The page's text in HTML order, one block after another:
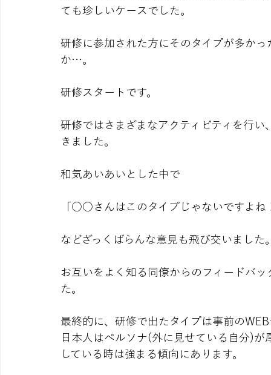
ても珍しいケースでした。
研修に参加された方にそのタイプが多か
か…。
研修スタートです。
研修ではさまざまなアクティビティを行
きました。
和気あいあいとした中で
「○○さんはこのタイプじゃないですよね
などざっくばらんな意見も飛び交いました
お互いをよく知る同僚からのフィードバ
た。
最終的に、研修で出たタイプは事前の
日本人はペルソナ(外に見せている自分)
している時は強まる傾向にあります。